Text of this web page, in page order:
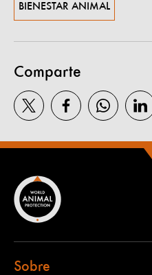
BIENESTAR ANIMAL
Comparte
Sobre